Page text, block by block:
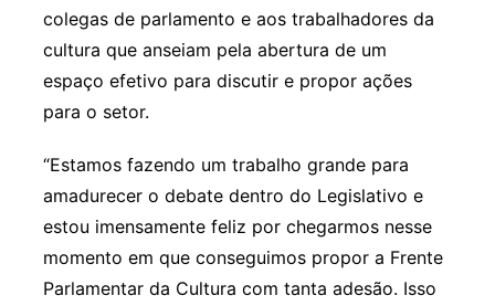
colegas de parlamento e aos trabalhadores da
cultura que anseiam pela abertura de um
espaço efetivo para discutir e propor ações
para o setor.
“Estamos fazendo um trabalho grande para
amadurecer o debate dentro do Legislativo e
estou imensamente feliz por chegarmos nesse
momento em que conseguimos propor a Frente
Parlamentar da Cultura com tanta adesão. Isso